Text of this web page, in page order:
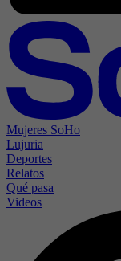
Mujeres SoHo
Lujuria
Deportes
Relatos
Qué pasa
Videos